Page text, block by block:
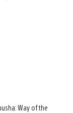
Way of the